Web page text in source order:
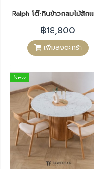
Ralph โต๊ะกินข้าวกลมไม้สักแ
฿18,800
เพิ่มลงตะกร้า
New